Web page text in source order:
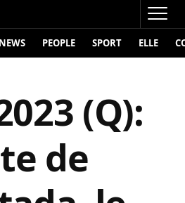
NEWS PEOPLE SPORT ELLE
(Q):
de